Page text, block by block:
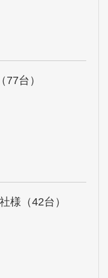
台）
様（42台）